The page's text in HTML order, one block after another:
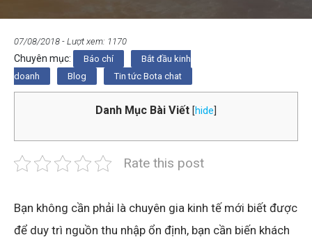
07/08/2018 - Lượt xem: 1170
Chuyên mục: Báo chí
Bắt đầu kinh
doanh
Blog Tin tức Bota chat
Danh Mục Bài Viết [hide
Rate this post
Bạn không cần phải là chuyên gia kinh tế mới biết được
để duy trì nguồn thu nhập ổn định, bạn cần biến khách